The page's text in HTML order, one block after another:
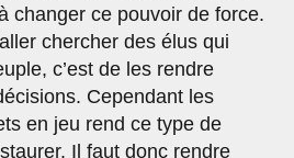
changer ce pouvoir de force.
chercher des élus qui
c’est de les rendre
Cependant les
en jeu rend ce type de
Il faut donc rendre